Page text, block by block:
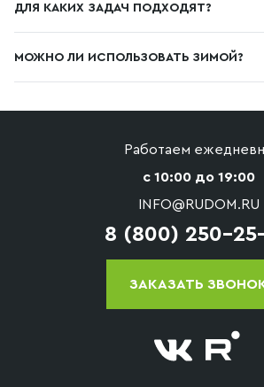
природе, сочетающие удобства
кемпинга.
ДЛЯ КАКИХ ЗАДАЧ ПОДХОДЯТ?
сфере отдыха, а также для личного
МОЖНО ЛИ ИСПОЛЬЗОВАТЬ ЗИМОЙ?
круглогодичной эксплуатации.
Работаем
с 10:00 до 19:00
INFO@RUDOM.RU
8 (800) 250-
ЗАКАЗАТЬ